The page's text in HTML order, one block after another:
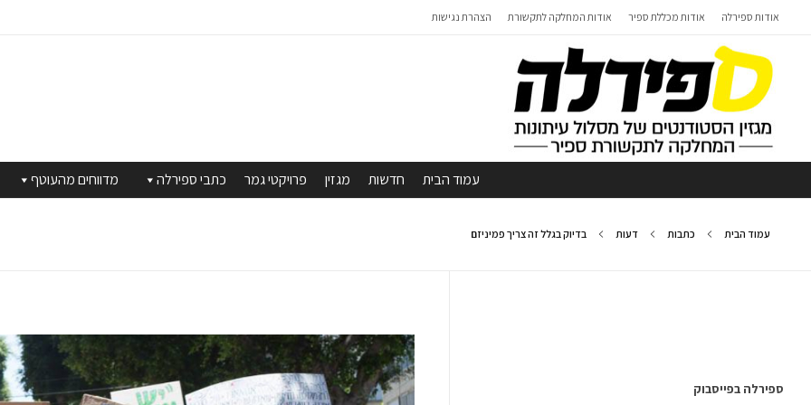
אודות ספירלה אודות מכללת ספיר אודות המחלקה לתקשורת הצהרת נגישות
עמוד הבית חדשות מגזין פרויקטי גמר כתבי ספירלה מדווחים מהעוטף
עמוד הבית כתבות דעות בדיוק בגלל זה צריך פמיניזם
ספירלה בפייסבוק